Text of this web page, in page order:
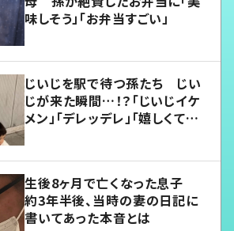
味しそう」「お弁当すごい」
じいじを駅で待つ孫たち じい
じが来た瞬間…！？「じいじイケ
メン」「デレッデレ」「嬉しくて可
生後8ヶ月で亡くなった息子
約3年半後、当時の妻の日記に
書いてあった本音とは